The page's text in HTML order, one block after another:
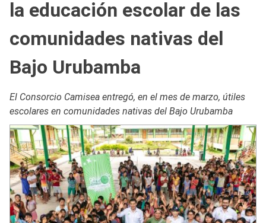
la educación escolar de las
comunidades nativas del
Bajo Urubamba
El Consorcio Camisea entregó, en el mes de marzo, útiles
escolares en comunidades nativas del Bajo Urubamba